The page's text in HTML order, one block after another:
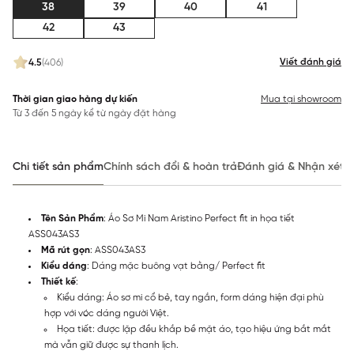
4.5(406) Viết đánh giá
38 39 40
41
42
43
Thời gian giao hàng dự kiến
Từ 3 đến 5 ngày kể từ ngày đặt hàng
Mua tại showroom
Chi tiết sản phẩmChính sách đổi & hoàn trảĐánh giá & Nhận xét
Tên Sản Phẩm: Áo Sơ Mi Nam Aristino Perfect fit in họa tiết
ASS043AS3
Mã rút gọn: ASS043AS3
Kiểu dáng: Dáng mặc buông vạt bằng/ Perfect fit
Thiết kế:
Kiểu dáng: Áo sơ mi cổ bẻ, tay ngắn, form dáng hiện đại phù
hợp với vóc dáng người Việt.
Họa tiết: được lặp đều khắp bề mặt áo, tạo hiệu ứng bắt mắt
mà vẫn giữ được sự thanh lịch.